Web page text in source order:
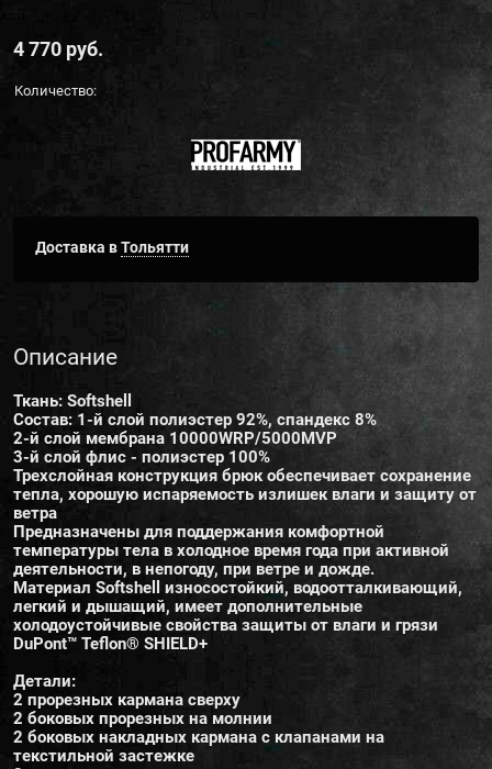
4 770 руб.
Количество:
Доставка вТольятти
Описание
Ткань: Softshell
Состав: 1-й слой полиэстер 92%, спандекс 8%
2-й слой мембрана 10000WRP/5000MVP
3-й слой флис - полиэстер 100%
Трехслойная конструкция брюк обеспечивает сохранение
тепла, хорошую испаряемость излишек влаги и защиту от
ветра
Предназначены для поддержания комфортной
температуры тела в холодное время года при активной
деятельности, в непогоду, при ветре и дожде.
Материал Softshell износостойкий, водоотталкивающий,
легкий и дышащий, имеет дополнительные
холодоустойчивые свойства защиты от влаги и грязи
DuPont™ Teflon® SHIELD+
Детали:
2 прорезных кармана сверху
2 боковых прорезных на молнии
2 боковых накладных кармана с клапанами на
текстильной застежке